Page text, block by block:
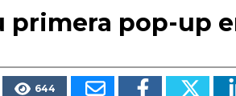
primera pop-up
644